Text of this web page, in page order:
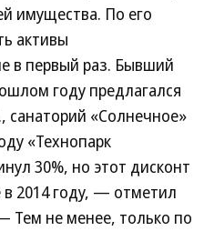
имущества. По его
активы
в первый раз. Бывший
году предлагался
санаторий «Солнечное»
«Технопарк
30%, но этот дисконт
2014 году, — отметил
Тем не менее, только по